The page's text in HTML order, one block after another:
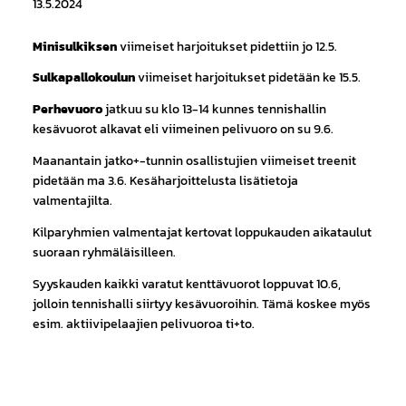
Minisulkiksenviimeiset harjoitukset pidettiin jo 12.5.
Sulkapallokoulunviimeiset harjoitukset pidetään ke 15.5.
Perhevuorojatkuu su klo 13-14 kunnes tennishallin
kesävuorot alkavat eli viimeinen pelivuoro on su 9.6.
Maanantain jatko+-tunnin osallistujien viimeiset treenit
pidetään ma 3.6. Kesäharjoittelusta lisätietoja
valmentajilta.
Kilparyhmien valmentajat kertovat loppukauden aikataulut
suoraan ryhmäläisilleen.
Syyskauden kaikki varatut kenttävuorot loppuvat 10.6,
jolloin tennishalli siirtyy kesävuoroihin. Tämä koskee myös
esim. aktiivipelaajien pelivuoroa ti+to.